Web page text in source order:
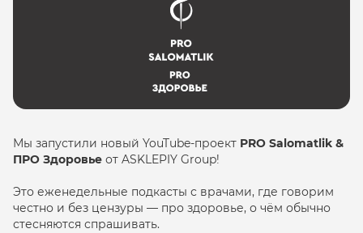
Мы запустили новый YouTube-проект PRO Salomatlik &
ПРО Здоровье от ASKLEPIY Group!
Это еженедельные подкасты с врачами, где говорим
честно и без цензуры — про здоровье, о чём обычно
стесняются спрашивать.